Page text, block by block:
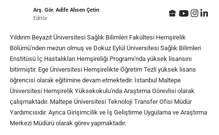
Arş. Gör. Adife Ahsen Çetin
Editör
Yıldırım Beyazıt Üniversitesi Sağlık Bilimleri Fakültesi Hemşirelik
Bölümü'nden mezun olmuş ve Dokuz Eylül Üniversitesi Sağlık Bilimleri
Enstitüsü İç Hastalıkları Hemşireliği Programı'nda yüksek lisansını
bitirmiştir. Ege Üniversitesi Hemşirelikte Öğretim Tezli yüksek lisans
öğrencisi olarak eğitimine devam etmektedir. İstanbul Maltepe
Üniversitesi Hemşirelik Yüksekokulu'nda Araştırma Görevlisi olarak
çalışmaktadır. Maltepe Üniversitesi Teknoloji Transfer Ofisi Müdür
Yardımcısıdır. Ayrıca Girişimcilik ve İş Geliştirme Uygulama ve Araştırma
Merkezi Müdürü olarak görev yapmaktadır.